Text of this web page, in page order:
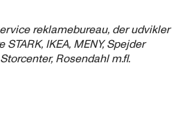
reklamebureau, der udvikler
IKEA, MENY, Spejder
Rosendahl m.fl.